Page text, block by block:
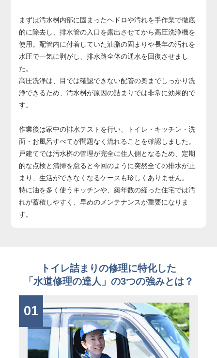
大きくなるため、早めの対応が非常に重要です。
まずは汚水桝内部に固まったヘドロや汚れを手作業で徹底
的に除去し、排水管の入口を露出させてから高圧洗浄機を
使用。配管内に付着していた油脂の固まりや長年の汚れを
水圧で一気に剥がし、排水路全体の通水を回復させまし
た。
高圧洗浄は、目では確認できない配管の奥までしっかり洗
浄できるため、汚水桝が原因の詰まりでは非常に効果的で
す。
作業後は家中の排水テストを行い、トイレ・キッチン・洗
面・お風呂すべてが問題なく流れることを確認しました。
戸建てでは汚水桝の管理が完全に住人側となるため、定期
的な点検と清掃を怠ると今回のように突然全ての排水が止
まり、生活ができなくなるケースも珍しくありません。
特に油を多く使うキッチンや、築年数の経った住宅では汚
れが蓄積しやすく、早めのメンテナンスが重要になりま
す。
トイレ詰まりの修理に特化した
「水道修理の達人」の3つの強みとは？
01